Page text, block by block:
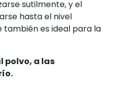
sutilmente, y el
hasta el nivel
también es ideal para la
polvo, a las